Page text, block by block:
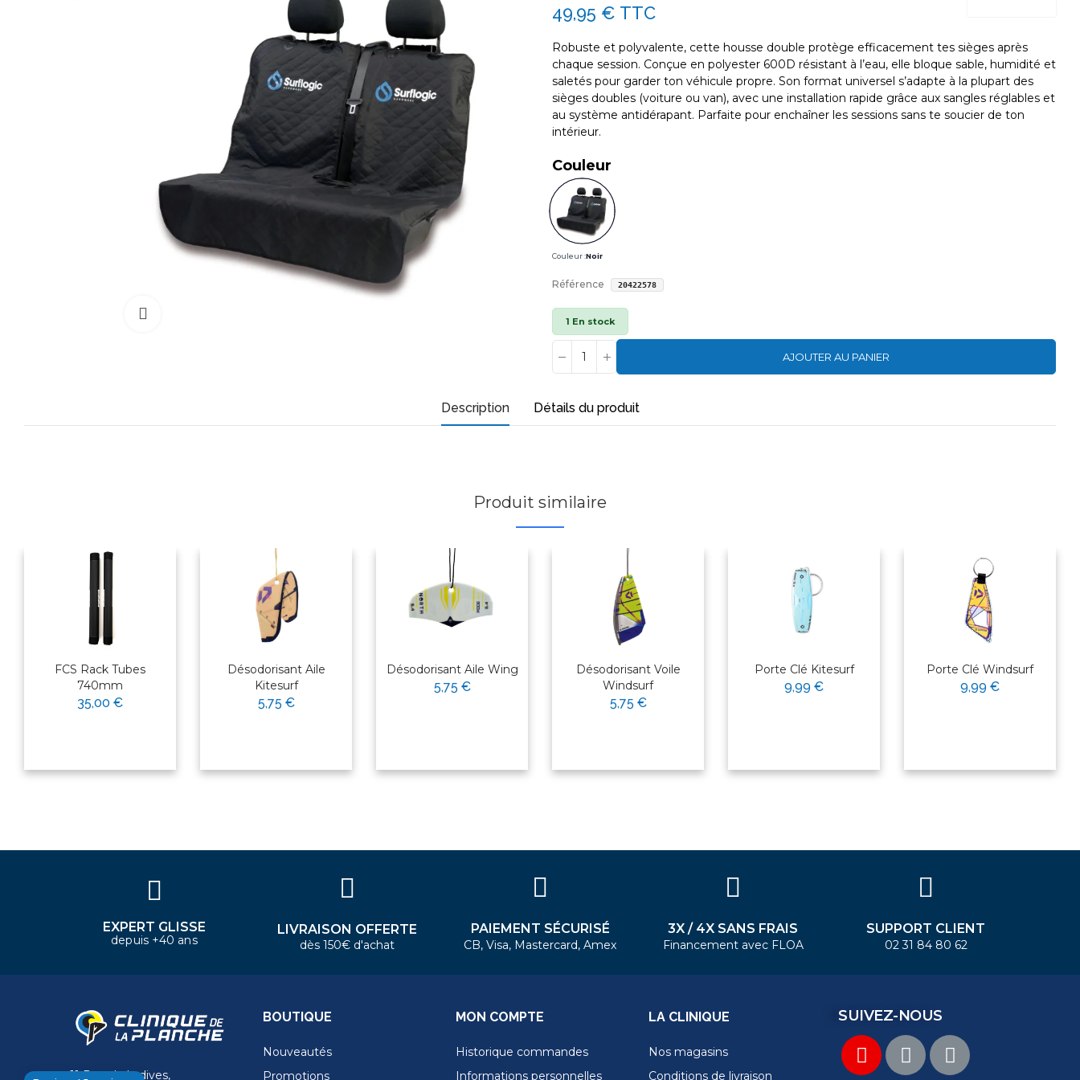
49,95 € TTC
Robuste et polyvalente, cette housse double protège efficacement tes sièges après
chaque session. Conçue en polyester 600D résistant à l’eau, elle bloque sable, humidité et
saletés pour garder ton véhicule propre. Son format universel s’adapte à la plupart des
sièges doubles (voiture ou van), avec une installation rapide grâce aux sangles réglables et
au système antidérapant. Parfaite pour enchaîner les sessions sans te soucier de ton
intérieur.
Couleur
Couleur :Noir
Référence 20422578
1 En stock
AJOUTER AU PANIER
Description Détails du produit
Produit similaire
FCS Rack Tubes
740mm
35,00 €
Désodorisant Aile
Kitesurf
5,75 €
Désodorisant Aile Wing
5,75 €
Désodorisant Voile
Windsurf
5,75 €
Porte Clé Kitesurf
9,99 €
Porte Clé Windsurf
9,99 €
×
EXPERT GLISSE
depuis +40 ans
LIVRAISON OFFERTE
dès 150€ d'achat
PAIEMENT SÉCURISÉ
CB, Visa, Mastercard, Amex
3X / 4X SANS FRAIS
Financement avec FLOA
SUPPORT CLIENT
02 31 84 80 62
11 Rue de la dives,
BOUTIQUE
Nouveautés
Promotions
MON COMPTE
Historique commandes
Informations personnelles
LA CLINIQUE
Nos magasins
Conditions de livraison
SUIVEZ-NOUS